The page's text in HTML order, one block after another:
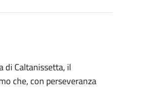
di Caltanissetta, il
che, con perseveranza